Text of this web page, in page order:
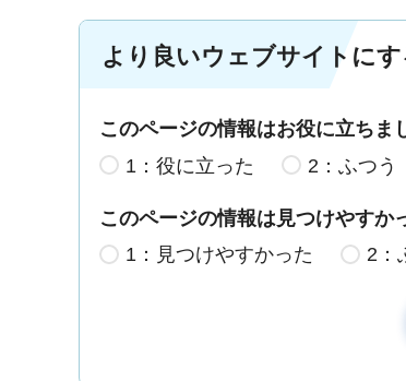
より良いウェブサイトに
このページの情報はお役に立ちま
1：役に立った
2：ふつう
このページの情報は見つけやすか
1：見つけやすかった
2：